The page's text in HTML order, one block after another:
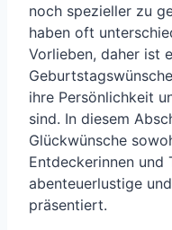
noch spezieller zu
haben oft
Vorlieben, daher ist
ihre Persönlichkeit
sind. In diesem
Glückwünsche
Entdeckerinnen und
abenteuerlustige
präsentiert.